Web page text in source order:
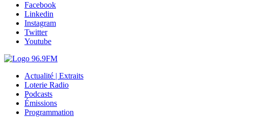
Facebook
Linkedin
Instagram
Twitter
Youtube
Actualité | Extraits
Loterie Radio
Podcasts
Émissions
Programmation